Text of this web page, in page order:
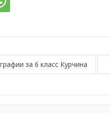
за 6 класс Курчина